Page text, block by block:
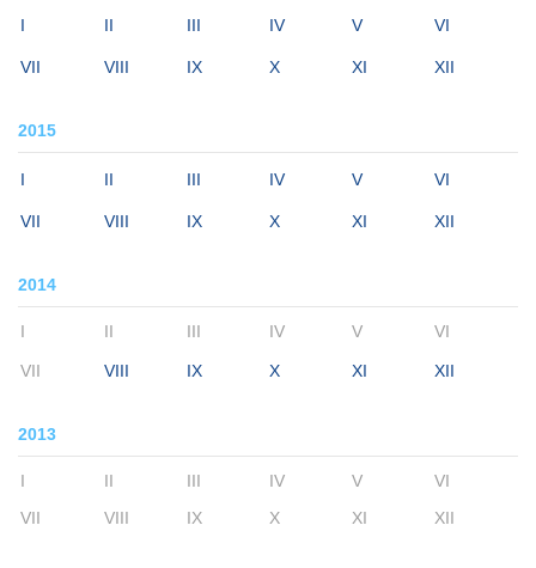
I II III IV V VI
VII VIII IX X XI XII
2015
I II III IV V VI
VII VIII IX X XI XII
2014
I II III IV V VI
VII VIII IX X XI XII
2013
I II III IV V
VI
VII
VIII IX X XI XII